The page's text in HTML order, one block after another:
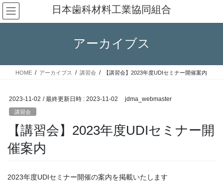
コ
ン
テ
ス
ナ
ビ
ゲ
ン
日本歯科材料工業協同組合
アーカイブス
HOME アーカイブス 講習会 【講習会】2023年度UDIセミナー開催案内
2023-11-02 / 最終更新日時 : 2023-11-02 jdma_webmaster
講習会
【講習会】2023年度UDIセミナー開
催案内
2023年度UDIセミナー開催の案内を掲載いたします